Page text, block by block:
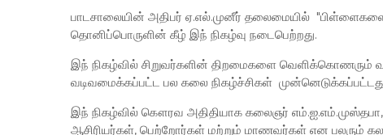
பாடசாலையின் அதிபர் ஏ.எல்.முனீர் தலைமையில்
தொனிப்பொருளின் கீழ் இந் நிகழ்வு நடைபெற்றது.
இந் நிகழ்வில் சிறுவர்களின் திறமைகளை வெளிக்கொணரும்
வடிவமைக்கப்பட்ட பல கலை நிகழ்ச்சிகள்
இந் நிகழ்வில் கௌரவ அதிதியாக கலைஞர் எம்.ஐ.எம்.முஸ்தபா,
ஆசிரியர்கள், பெற்றோர்கள் மற்றும் மாணவர்கள் என பலரும்